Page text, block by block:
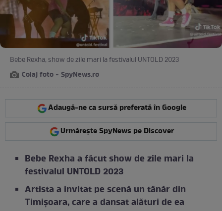
Bebe Rexha, show de zile mari la festivalul UNTOLD 2023
Colaj foto - SpyNews.ro
Adaugă-ne ca sursă preferată în Google
Urmărește SpyNews pe Discover
Bebe Rexha a făcut show de zile mari la
festivalul UNTOLD 2023
Artista a invitat pe scenă un tânăr din
Timișoara, care a dansat alături de ea